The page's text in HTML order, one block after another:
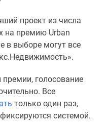
проект из числа
на премию Urban
в выборе могут все
голосование
Все
только один раз,
системой.